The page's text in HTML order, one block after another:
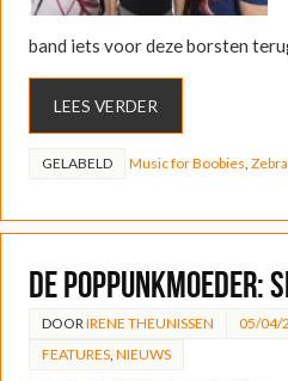
band iets voor deze borsten
LEES VERDER
GELABELD Music for Boobies
De Poppunkmoeder:
DOOR IRENE THEUNISSEN
05/04/
FEATURES, NIEUWS